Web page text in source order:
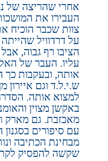
אחרי שהריצה של
העבירו את
צוות שכבר הוכיח
על דרדוויל שהייתה
הציבו רף גבוה,
עליו. העבר של
אותה, ובעקבות כך
ש.י.ל.ד וגם איירון
למצוא אותה.
באקשן מצוין
מאכזבת. גם מארק
עם סיפורים
מבחינת הכתיבה
שקשה להפסיק